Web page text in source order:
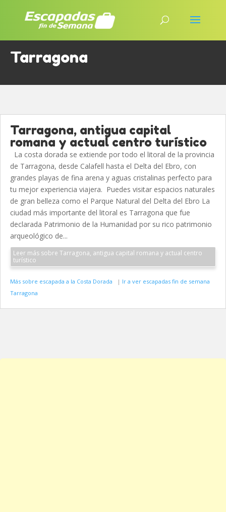
Tarragona
Tarragona, antigua capital
romana y actual centro turístico
La costa dorada se extiende por todo el litoral de la provincia
de Tarragona, desde Calafell hasta el Delta del Ebro, con
grandes playas de fina arena y aguas cristalinas perfecto para
tu mejor experiencia viajera. Puedes visitar espacios naturales
de gran belleza como el Parque Natural del Delta del Ebro La
ciudad más importante del litoral es Tarragona que fue
declarada Patrimonio de la Humanidad por su rico patrimonio
arqueológico de...
Leer más sobre Tarragona, antigua capital romana y actual centro
turístico
Más sobre escapada a la Costa Dorada | Ir a ver escapadas fin de semana
Tarragona